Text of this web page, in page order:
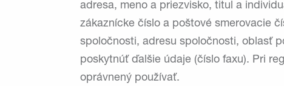
adresa, meno a priezvisko, titul a
zákaznícke číslo a poštové smerovacie
spoločnosti, adresu spoločnosti, oblasť
poskytnúť ďalšie údaje (číslo faxu). Pri
oprávnený používať.